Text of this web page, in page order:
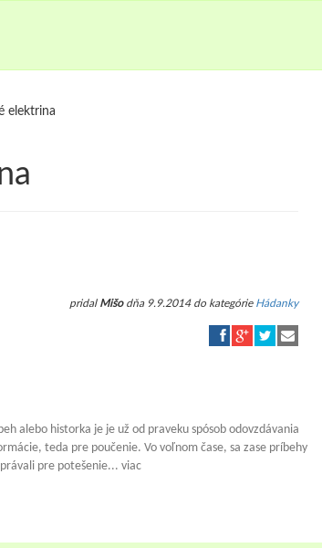
elektrina
pridal Mišodňa 9.9.2014 do kategórie Hádanky
alebo historka je je už od praveku spósob odovzdávania
teda pre poučenie. Vo voľnom čase, sa zase príbehy
pre potešenie... viac